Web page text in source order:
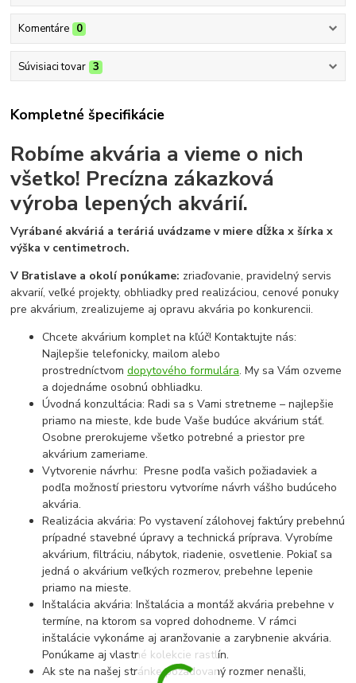
Komentáre 0
Súvisiaci tovar 3
Kompletné špecifikácie
Robíme akvária a vieme o nich
všetko! Precízna zákazková
výroba lepených akvárií.
Vyrábané akváriá a teráriá uvádzame v miere dĺžka x šírka x
výška v centimetroch.
V Bratislave a okolí ponúkame: zriaďovanie, pravidelný servis
akvarií, veľké projekty, obhliadky pred realizáciou, cenové ponuky
pre akvárium, zrealizujeme aj opravu akvária po konkurencii.
Chcete akvárium komplet na kľúč! Kontaktujte nás:
Najlepšie telefonicky, mailom alebo
prostredníctvomdopytového formulára. My sa Vám ozveme
a dojednáme osobnú obhliadku.
Úvodná konzultácia: Radi sa s Vami stretneme – najlepšie
priamo na mieste, kde bude Vaše budúce akvárium stáť.
Osobne prerokujeme všetko potrebné a priestor pre
akvárium zameriame.
Vytvorenie návrhu: Presne podľa vašich požiadaviek a
podľa možností priestoru vytvoríme návrh vášho budúceho
akvária.
Realizácia akvária: Po vystavení zálohovej faktúry prebehnú
prípadné stavebné úpravy a technická príprava. Vyrobíme
akvárium, filtráciu, nábytok, riadenie, osvetlenie. Pokiaľ sa
jedná o akvárium veľkých rozmerov, prebehne lepenie
priamo na mieste.
Inštalácia akvária: Inštalácia a montáž akvária prebehne v
termíne, na ktorom sa vopred dohodneme. V rámci
inštalácie vykonáme aj aranžovanie a zarybnenie akvária.
Ponúkame aj vlastné kolekcie rastlín.
Ak ste na našej stránke požadovaný rozmer nenašli,